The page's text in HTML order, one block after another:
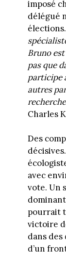
imposé
délégué
élections.
Bruno
pas que
participe
autres
Charles
Des
avec
vote. Un
pourrait
victoire
dans des
d’un